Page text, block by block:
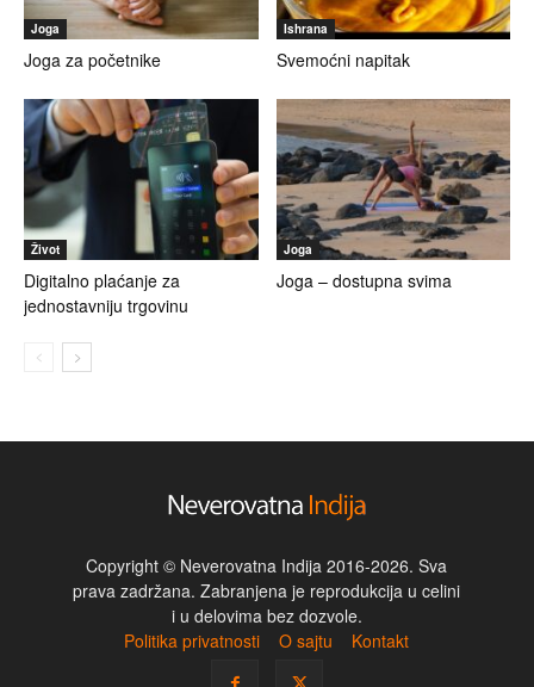
Joga
Joga za početnike
Ishrana
Svemoćni napitak
Život
Digitalno plaćanje za
jednostavniju trgovinu
Joga
Joga – dostupna svima
Copyright © Neverovatna Indija 2016-2026. Sva
prava zadržana. Zabranjena je reprodukcija u celini
i u delovima bez dozvole.
Politika privatnosti
O sajtu Kontakt